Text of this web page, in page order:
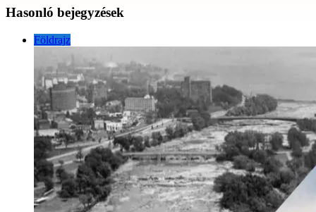
Hasonló bejegyzések
Földrajz